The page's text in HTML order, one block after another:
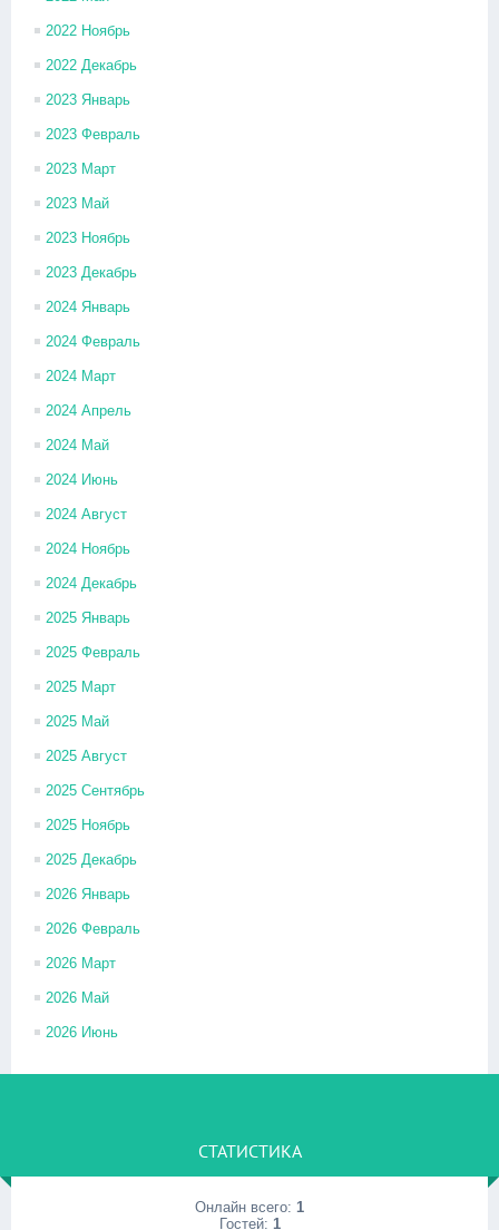
2022 Ноябрь
2022 Декабрь
2023 Январь
2023 Февраль
2023 Март
2023 Май
2023 Ноябрь
2023 Декабрь
2024 Январь
2024 Февраль
2024 Март
2024 Апрель
2024 Май
2024 Июнь
2024 Август
2024 Ноябрь
2024 Декабрь
2025 Январь
2025 Февраль
2025 Март
2025 Май
2025 Август
2025 Сентябрь
2025 Ноябрь
2025 Декабрь
2026 Январь
2026 Февраль
2026 Март
2026 Май
2026 Июнь
СТАТИСТИКА
Онлайн всего: 1
Гостей: 1